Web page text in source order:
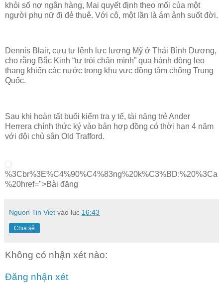
khỏi số nợ ngân hàng, Mai quyết định theo mối của một
người phụ nữ đi đẻ thuê. Với cô, một lần là ám ảnh suốt đời.
Dennis Blair, cựu tư lệnh lực lượng Mỹ ở Thái Bình Dương,
cho rằng Bắc Kinh “tự trói chân mình” qua hành động leo
thang khiến các nước trong khu vực đồng tâm chống Trung
Quốc.
Sau khi hoàn tất buổi kiểm tra y tế, tài năng trẻ Ander
Herrera chính thức ký vào bản hợp đồng có thời hạn 4 năm
với đội chủ sân Old Trafford.
%3Cbr%3E%C4%90%C4%83ng%20k%C3%BD:%20%3Ca
%20href=">Bài đăng
Nguon Tin Viet vào lúc 16:43
Chia sẻ
Không có nhận xét nào:
Đăng nhận xét